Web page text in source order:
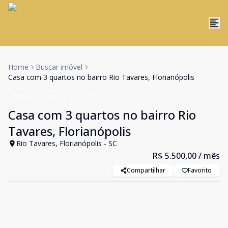
Home
Buscar imóvel
Casa com 3 quartos no bairro Rio Tavares, Florianópolis
Casa com 3 quartos no bairro Rio
Tavares, Florianópolis
Rio Tavares, Florianópolis - SC
R$ 5.500,00/ mês
Compartilhar Favorito